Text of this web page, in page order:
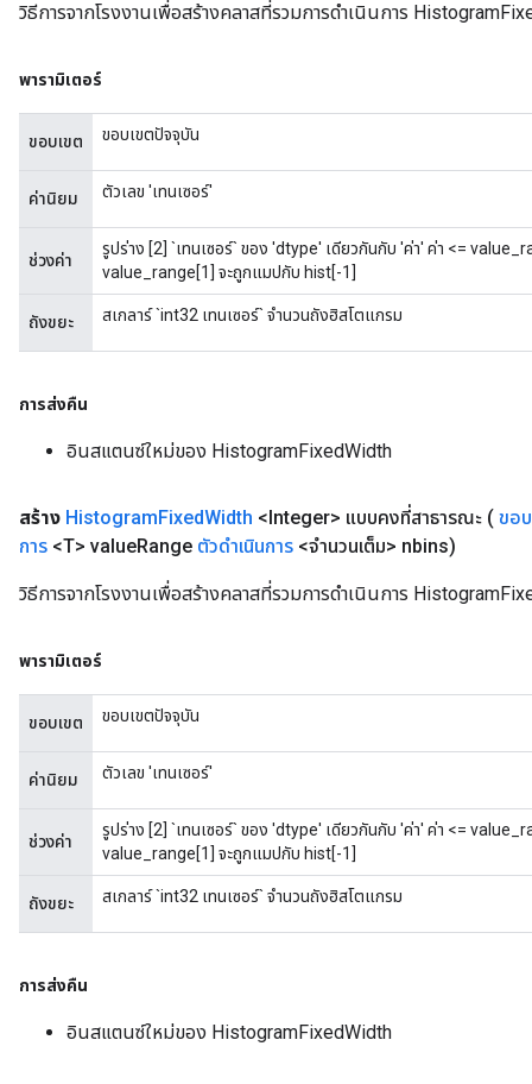
วิธีการจากโรงงานเพื่อสร้างคลาสที่รวมการดำเนินการ
พารามิเตอร์
ขอบเขต ขอบเขตปัจจุบัน
ค่านิยม ตัวเลข 'เทนเซอร์'
ช่วงค่า
รูปร่าง [2] `เทนเซอร์` ของ 'dtype' เดียวกันกับ 'ค่า' ค่า <=
value_range[1] จะถูกแมปกับ hist[-1]
ถังขยะ สเกลาร์ `int32 เทนเซอร์` จำนวนถังฮิสโตแกรม
การส่งคืน
อินสแตนซ์ใหม่ของ HistogramFixedWidth
สร้าง HistogramFixedWidth <Integer> แบบคงที่สาธารณะ ( ขอ
การ <T> valueRange ตัวดำเนินการ <จำนวนเต็ม> nbins)
วิธีการจากโรงงานเพื่อสร้างคลาสที่รวมการดำเนินการ
พารามิเตอร์
ขอบเขต ขอบเขตปัจจุบัน
ค่านิยม ตัวเลข 'เทนเซอร์'
ช่วงค่า
รูปร่าง [2] `เทนเซอร์` ของ 'dtype' เดียวกันกับ 'ค่า' ค่า <=
value_range[1] จะถูกแมปกับ hist[-1]
ถังขยะ สเกลาร์ `int32 เทนเซอร์` จำนวนถังฮิสโตแกรม
การส่งคืน
อินสแตนซ์ใหม่ของ HistogramFixedWidth